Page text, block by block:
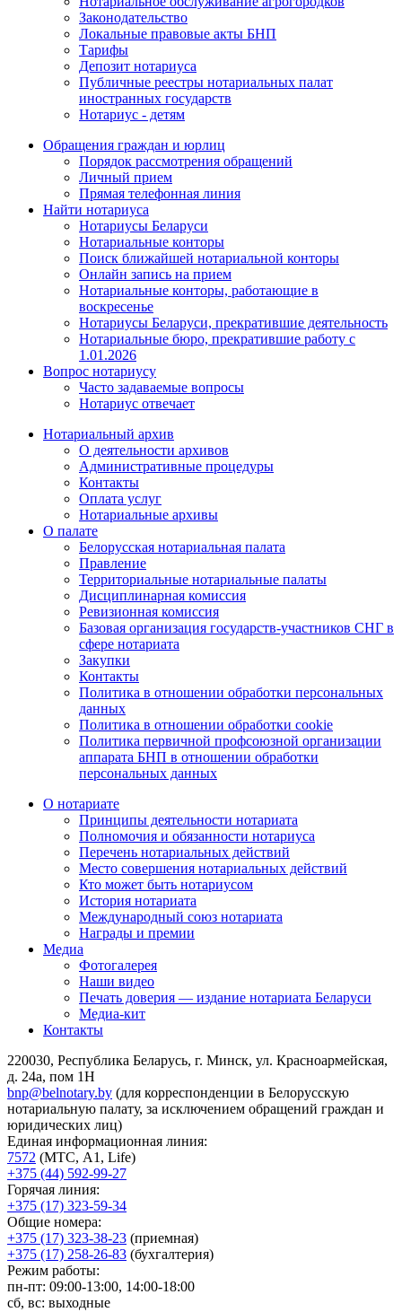
Законодательство
Локальные правовые акты БНП
Тарифы
Депозит нотариуса
Публичные реестры нотариальных палат
иностранных государств
Нотариус - детям
Обращения граждан и юрлиц
Порядок рассмотрения обращений
Личный прием
Прямая телефонная линия
Найти нотариуса
Нотариусы Беларуси
Нотариальные конторы
Поиск ближайшей нотариальной конторы
Онлайн запись на прием
Нотариальные конторы, работающие в
воскресенье
Нотариусы Беларуси, прекратившие деятельность
Нотариальные бюро, прекратившие работу с
1.01.2026
Вопрос нотариусу
Часто задаваемые вопросы
Нотариус отвечает
Нотариальный архив
О деятельности архивов
Административные процедуры
Контакты
Оплата услуг
Нотариальные архивы
О палате
Белорусская нотариальная палата
Правление
Территориальные нотариальные палаты
Дисциплинарная комиссия
Ревизионная комиссия
Базовая организация государств-участников СНГ в
сфере нотариата
Закупки
Контакты
Политика в отношении обработки персональных
данных
Политика в отношении обработки cookie
Политика первичной профсоюзной организации
аппарата БНП в отношении обработки
персональных данных
О нотариате
Принципы деятельности нотариата
Полномочия и обязанности нотариуса
Перечень нотариальных действий
Место совершения нотариальных действий
Кто может быть нотариусом
История нотариата
Международный союз нотариата
Награды и премии
Медиа
Фотогалерея
Наши видео
Печать доверия — издание нотариата Беларуси
Медиа-кит
Контакты
220030, Республика Беларусь, г. Минск, ул. Красноармейская,
д. 24а, пом 1Н
bnp@belnotary.by (для корреспонденции в Белорусскую
нотариальную палату, за исключением обращений граждан и
юридических лиц)
Единая информационная линия:
7572 (МТС, A1, Life)
+375 (44) 592-99-27
Горячая линия:
+375 (17) 323-59-34
Общие номера:
+375 (17) 323-38-23 (приемная)
+375 (17) 258-26-83 (бухгалтерия)
Режим работы:
пн-пт: 09:00-13:00, 14:00-18:00
сб, вс: выходные